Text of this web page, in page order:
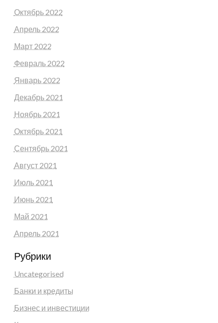
Октябрь 2022
Апрель 2022
Март 2022
Февраль 2022
Январь 2022
Декабрь 2021
Ноябрь 2021
Октябрь 2021
Сентябрь 2021
Август 2021
Июль 2021
Июнь 2021
Май 2021
Апрель 2021
Рубрики
Uncategorised
Банки и кредиты
Бизнес и инвестиции